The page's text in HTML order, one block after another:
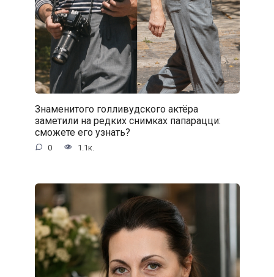
Знаменитого голливудского актёра
заметили на редких снимках папарацци:
сможете его узнать?
0 1.1к.